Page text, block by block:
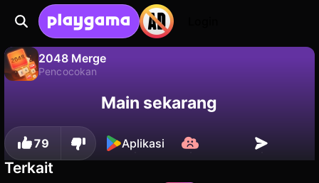
2048 Merge
Pencocokan
Simpan progresnya!
Main sekarang
79 Aplikasi
Terkait